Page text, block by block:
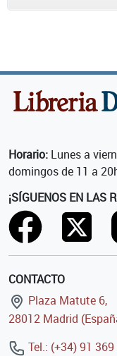
Horario: Lunes a
domingos de 11 a
¡SÍGUENOS EN LAS
CONTACTO
Plaza Matute 6,
28012 Madrid
Tel.: (+34) 91